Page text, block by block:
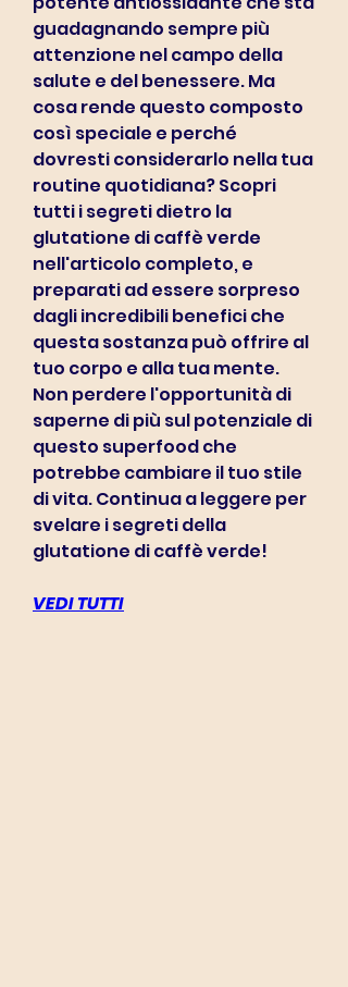
guadagnando sempre più
attenzione nel campo della
salute e del benessere. Ma
cosa rende questo composto
così speciale e perché
dovresti considerarlo nella tua
routine quotidiana? Scopri
tutti i segreti dietro la
glutatione di caffè verde
nell'articolo completo, e
preparati ad essere sorpreso
dagli incredibili benefici che
questa sostanza può offrire al
tuo corpo e alla tua mente.
Non perdere l'opportunità di
saperne di più sul potenziale di
questo superfood che
potrebbe cambiare il tuo stile
di vita. Continua a leggere per
svelare i segreti della
glutatione di caffè verde!
VEDI TUTTI